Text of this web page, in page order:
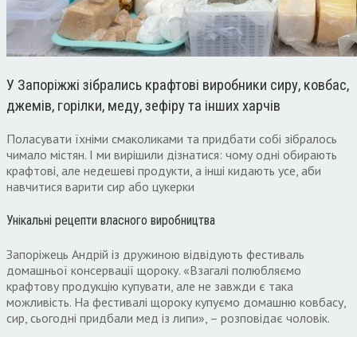
У Запоріжжі зібрались крафтові виробники сиру, ковбас,
джемів, горілки, меду, зефіру та інших харчів
Поласувати їхніми смаколиками та придбати собі зібралось
чимало містян. І ми вирішили дізнатися: чому одні обирають
крафтові, але недешеві продукти, а інші кидають усе, аби
навчитися варити сир або цукерки
Унікальні рецепти власного виробництва
Запоріжець Андрій із дружиною відвідують фестиваль
домашньої консервації щороку. «Взагалі полюбляємо
крафтову продукцію купувати, але не завжди є така
можливість. На фестивалі щороку купуємо домашню ковбасу,
сир, сьогодні придбали мед із липи», – розповідає чоловік.